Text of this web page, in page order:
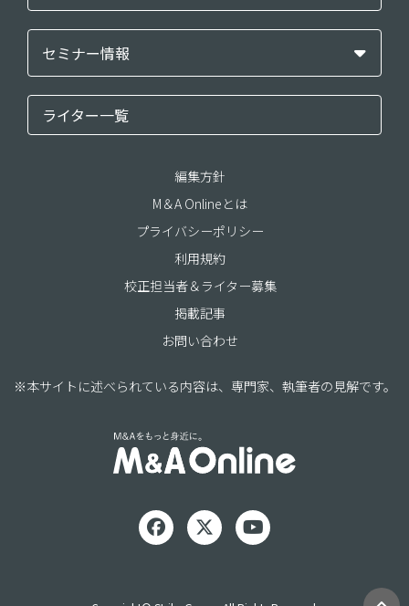
セミナー情報
ライター一覧
編集方針
M＆A Onlineとは
プライバシーポリシー
利用規約
校正担当者＆ライター募集
掲載記事
お問い合わせ
※本サイトに述べられている内容は、専門家、執筆者の見解です。